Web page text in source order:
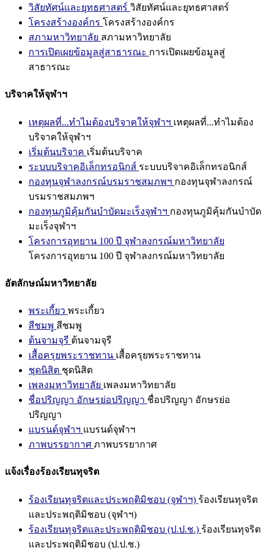
วิสัยทัศน์และยุทธศาสตร์ วิสัยทัศน์และยุทธศาสตร์
โครงสร้างองค์กร โครงสร้างองค์กร
สภามหาวิทยาลัย สภามหาวิทยาลัย
การเปิดเผยข้อมูลสู่สาธารณะ การเปิดเผยข้อมูลสู่
สาธารณะ
บริจาคให้จุฬาฯ
เหตุผลที่...ทำไมต้องบริจาคให้จุฬาฯ เหตุผลที่...ทำไมต้อง
บริจาคให้จุฬาฯ
เริ่มต้นบริจาค เริ่มต้นบริจาค
ระบบบริจาคอิเล็กทรอนิกส์ ระบบบริจาคอิเล็กทรอนิกส์
กองทุนจุฬาลงกรณ์บรมราชสมภพฯ กองทุนจุฬาลงกรณ์
บรมราชสมภพฯ
กองทุนภูมิคุ้มกันบำบัดมะเร็งจุฬาฯ กองทุนภูมิคุ้มกันบำบัด
มะเร็งจุฬาฯ
โครงการอุทยาน 100 ปี จุฬาลงกรณ์มหาวิทยาลัย
โครงการอุทยาน 100 ปี จุฬาลงกรณ์มหาวิทยาลัย
อัตลักษณ์มหาวิทยาลัย
พระเกี้ยว พระเกี้ยว
สีชมพู สีชมพู
ต้นจามจุรี ต้นจามจุรี
เสื้อครุยพระราชทาน เสื้อครุยพระราชทาน
ชุดนิสิต ชุดนิสิต
เพลงมหาวิทยาลัย เพลงมหาวิทยาลัย
ชื่อปริญญา อักษรย่อปริญญา ชื่อปริญญา อักษรย่อ
ปริญญา
แบรนด์จุฬาฯ แบรนด์จุฬาฯ
ภาพบรรยากาศ ภาพบรรยากาศ
แจ้งเรื่องร้องเรียนทุจริต
ร้องเรียนทุจริตและประพฤติมิชอบ (จุฬาฯ) ร้องเรียนทุจริต
และประพฤติมิชอบ (จุฬาฯ)
ร้องเรียนทุจริตและประพฤติมิชอบ (ป.ป.ช.) ร้องเรียนทุจริต
และประพฤติมิชอบ (ป.ป.ช.)